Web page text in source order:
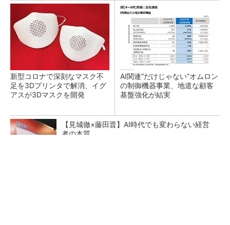
新型コロナで深刻なマスク不
足を3Dプリンタで解消、イグ
アスが3Dマスクを開発
AI関連“だけじゃない”オムロン
の制御機器事業、地道な顧客
基盤強化が結実
【見城徹×藤田晋】AI時代でも変わらない経営
者の本質